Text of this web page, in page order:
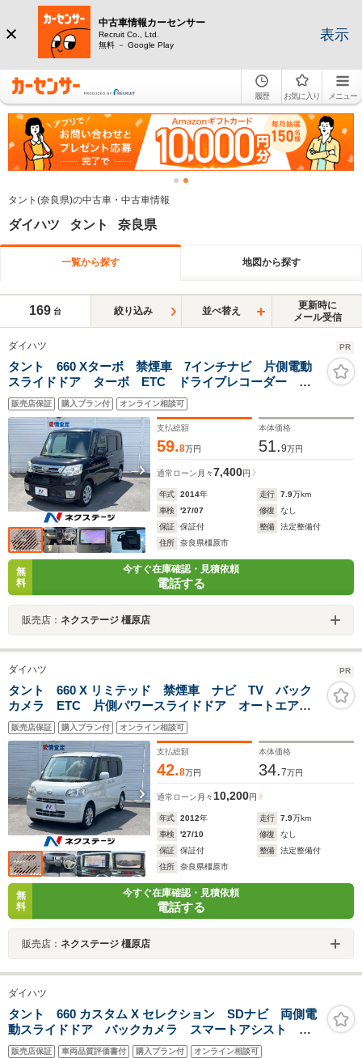
中古車情報カーセンサー
Recruit Co., Ltd.
無料 － Google Play
表示
履歴 お気に入り メニュー
タント(奈良県)の中古車・中古車情報
ダイハツ タント 奈良県
一覧から探す 地図から探す
169 台 絞り込み 並べ替え
更新時に
メール受信
ダイハツ PR
タント 660 Xターボ 禁煙車 7インチナビ 片側電動
スライドドア ターボ ETC ドライブレコーダー ア
イドリングストップ フォグランプ ヘッドレベライザ
ー スマートキー Bluetooth TV
販売店保証 購入プラン付 オンライン相談可
支払総額
59.8万円
本体価格
51.9万円
通常ローン 月々7,400円
年式 2014年 走行 7.9万km
車検
'27/07 修復
なし
保証
保証付 整備
法定整備付
住所
奈良県橿原市
無
料
今すぐ在庫確認・見積依頼
電話する
販売店： ネクステージ 橿原店
ダイハツ PR
タント 660 X リミテッド 禁煙車 ナビ TV バック
カメラ ETC 片側パワースライドドア オートエアコ
ン スマートキー アイドリングストップ ヘッドレベ
ライザー
販売店保証 購入プラン付 オンライン相談可
支払総額
42.8万円
本体価格
34.7万円
通常ローン 月々10,200円
年式 2012年 走行 7.9万km
車検
'27/10 修復
なし
保証
保証付 整備
法定整備付
住所
奈良県橿原市
無
料
今すぐ在庫確認・見積依頼
電話する
販売店： ネクステージ 橿原店
ダイハツ
タント 660 カスタム X セレクション SDナビ 両側電
動スライドドア バックカメラ スマートアシスト シ
ートヒーター ドラレコ コーナーセンサー スマート
販売店保証 車両品質評価書付 購入プラン付 オンライン相談可